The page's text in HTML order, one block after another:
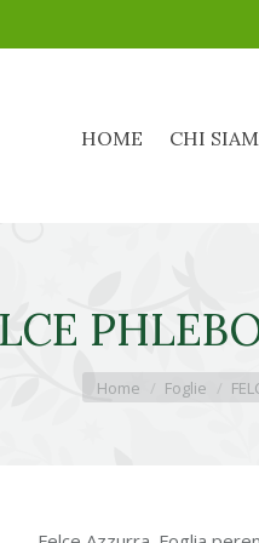
HOME CHI
Tu sei qui:
Home Foglie
HOME CHI